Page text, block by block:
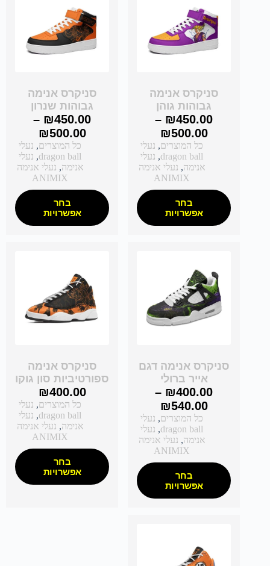
סניקרס אנימה
גבוהות גוהן
₪450.00
–
₪500.00
כל המוצרים, נעלי
dragon ball
, נעלי
אנימה, נעלי אנימה
ANIMIX
בחר
אפשרויות
סניקרס אנימה
גבוהות שנרון
₪450.00
–
₪500.00
כל המוצרים, נעלי
dragon ball
, נעלי
אנימה, נעלי אנימה
ANIMIX
בחר
אפשרויות
סניקרס אנימה דגם
אייר ברולי
₪400.00
–
₪540.00
כל המוצרים, נעלי
dragon ball
, נעלי
אנימה, נעלי אנימה
ANIMIX
בחר
אפשרויות
סניקרס אנימה
ספורטיביות סון גוקו
₪400.00
כל המוצרים, נעלי
dragon ball
, נעלי
אנימה, נעלי אנימה
ANIMIX
בחר
אפשרויות